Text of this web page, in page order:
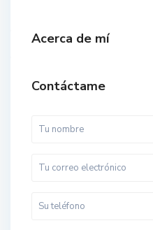
Acerca de mí
Contáctame